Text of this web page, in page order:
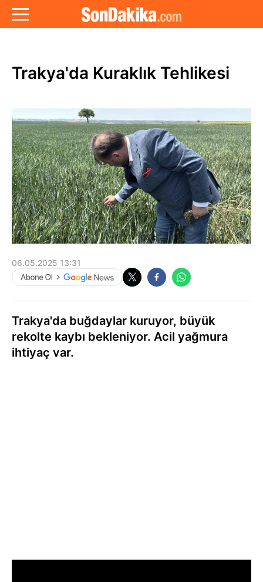
Trakya'da Kuraklık Tehlikesi
06.05.2025 13:31
Trakya'da buğdaylar kuruyor, büyük
rekolte kaybı bekleniyor. Acil yağmura
ihtiyaç var.